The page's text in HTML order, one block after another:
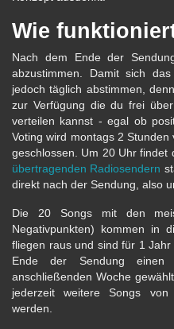
Wie
Nach dem Ende der
abzustimmen. Damit sich
jedoch täglich abstimmen,
zur Verfügung die du frei
verteilen kannst - egal ob
Voting wird montags 2
geschlossen. Um 20 Uhr findet
übertragenden Radiosendern
direkt nach der Sendung, also
Die 20 Songs mit den
Negativpunkten) kommen in
fliegen raus und sind für 1
Ende der Sendung
anschließenden Woche
jederzeit weitere Songs von
werden.